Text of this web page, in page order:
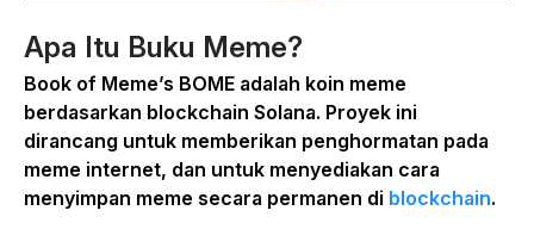
Apa Itu Buku Meme?
Book of Meme’s BOME adalah koin meme
berdasarkan blockchain Solana. Proyek ini
dirancang untuk memberikan penghormatan pada
meme internet, dan untuk menyediakan cara
menyimpan meme secara permanen di blockchain.